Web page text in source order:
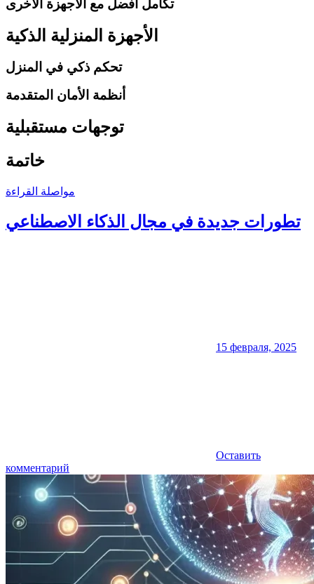
تكامل أفضل مع الأجهزة الأخرى
الأجهزة المنزلية الذكية
تحكم ذكي في المنزل
أنظمة الأمان المتقدمة
توجهات مستقبلية
خاتمة
مواصلة القراءة
تطورات جديدة في مجال الذكاء الاصطناعي
15 февраля, 2025
Оставить
комментарий